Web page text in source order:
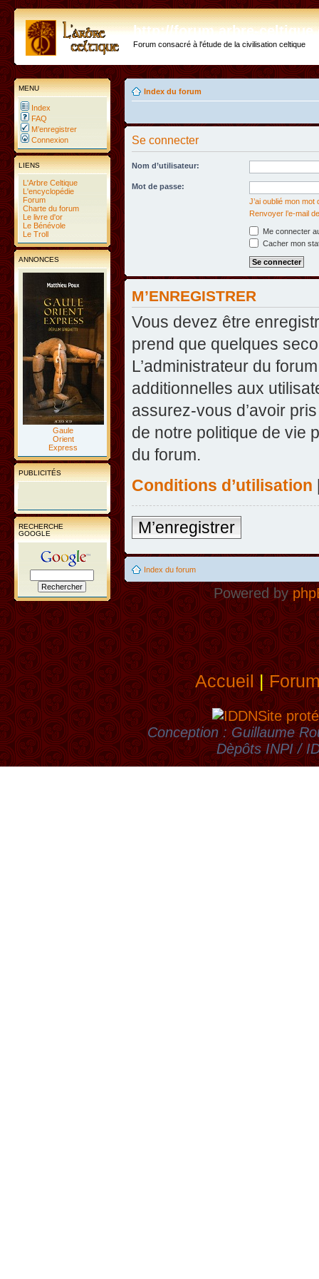
http://forum.arbre-
Forum consacré à l'étude de la civilisation celtique
MENU
Index
FAQ
M’enregistrer
Connexion
LIENS
L'Arbre Celtique
L'encyclopédie
Forum
Charte du forum
Le livre d'or
Le Bénévole
Le Troll
ANNONCES
Gaule
Orient
Express
PUBLICITÉS
RECHERCHE
GOOGLE
Index du forum
Se connecter
Nom d’utilisateur:
Mot de passe:
J’ai oublié mon mot
Renvoyer l’e-mail
Me connecter
Cacher mon
M’ENREGISTRER
Vous devez être
prend que quelques
L’administrateur du
additionnelles aux
assurez-vous d’avoir
de notre politique de vie
du forum.
Conditions d’utilisation
M’enregistrer
Index du forum
Powered by
Accueil|
Site
Conception : Guillaume
Dèpôts INPI /